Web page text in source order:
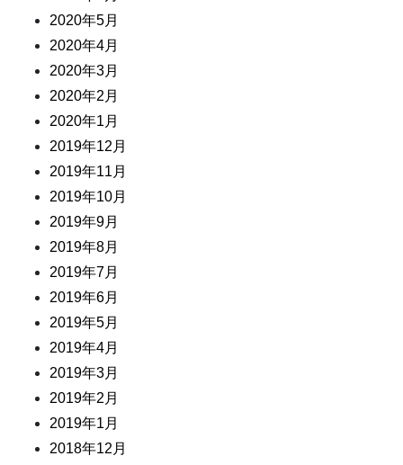
2020年5月
2020年4月
2020年3月
2020年2月
2020年1月
2019年12月
2019年11月
2019年10月
2019年9月
2019年8月
2019年7月
2019年6月
2019年5月
2019年4月
2019年3月
2019年2月
2019年1月
2018年12月